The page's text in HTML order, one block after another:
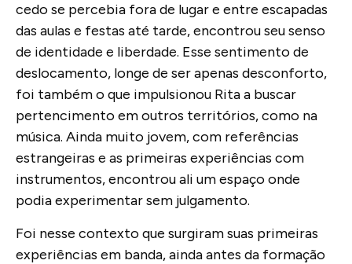
cedo se percebia fora de lugar e entre escapadas
das aulas e festas até tarde, encontrou seu senso
de identidade e liberdade. Esse sentimento de
deslocamento, longe de ser apenas desconforto,
foi também o que impulsionou Rita a buscar
pertencimento em outros territórios, como na
música. Ainda muito jovem, com referências
estrangeiras e as primeiras experiências com
instrumentos, encontrou ali um espaço onde
podia experimentar sem julgamento.
Foi nesse contexto que surgiram suas primeiras
experiências em banda, ainda antes da formação